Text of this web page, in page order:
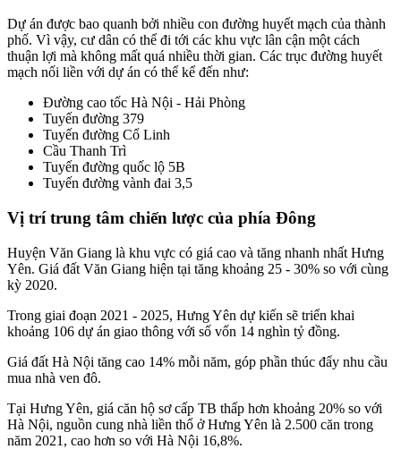
Dự án được bao quanh bởi nhiều con đường huyết mạch của thành
phố. Vì vậy, cư dân có thể đi tới các khu vực lân cận một cách
thuận lợi mà không mất quá nhiều thời gian. Các trục đường huyết
mạch nối liền với dự án có thể kể đến như:
Đường cao tốc Hà Nội - Hải Phòng
Tuyến đường 379
Tuyến đường Cổ Linh
Cầu Thanh Trì
Tuyến đường quốc lộ 5B
Tuyến đường vành đai 3,5
Vị trí trung tâm chiến lược của phía Đông
Huyện Văn Giang là khu vực có giá cao và tăng nhanh nhất Hưng
Yên. Giá đất Văn Giang hiện tại tăng khoảng 25 - 30% so với cùng
kỳ 2020.
Trong giai đoạn 2021 - 2025, Hưng Yên dự kiến sẽ triển khai
khoảng 106 dự án giao thông với số vốn 14 nghìn tỷ đồng.
Giá đất Hà Nội tăng cao 14% mỗi năm, góp phần thúc đẩy nhu cầu
mua nhà ven đô.
Tại Hưng Yên, giá căn hộ sơ cấp TB thấp hơn khoảng 20% so với
Hà Nội, nguồn cung nhà liền thổ ở Hưng Yên là 2.500 căn trong
năm 2021, cao hơn so với Hà Nội 16,8%.